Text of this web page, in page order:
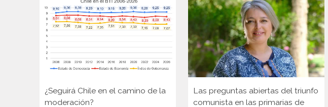
¿Seguirá Chile en el camino de la
moderación?
Las preguntas abiertas del triunfo
comunista en las primarias de